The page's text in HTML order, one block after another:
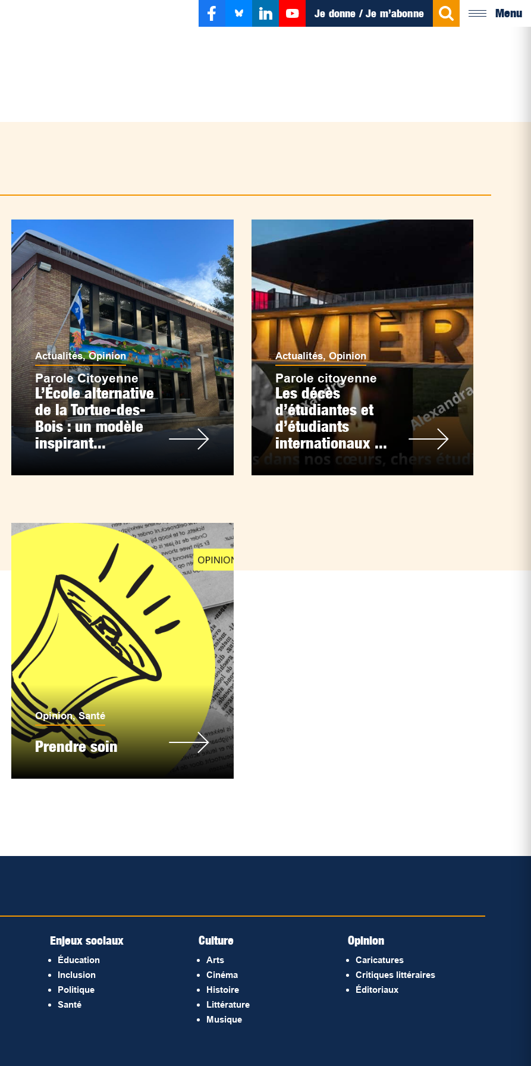
Je donne / Je m’abonne Menu
Actualités,Opinion
Parole Citoyenne
L’École alternative
de la Tortue-des-
Bois : un modèle
inspirant...
Actualités, Opinion
Parole citoyenne
Les décès
d’étudiantes et
d’étudiants
internationaux ...
Opinion,Santé
Prendre soin
Enjeux sociaux
Éducation
Inclusion
Politique
Santé
Culture
Arts
Cinéma
Histoire
Littérature
Musique
Opinion
Caricatures
Critiques littéraires
Éditoriaux